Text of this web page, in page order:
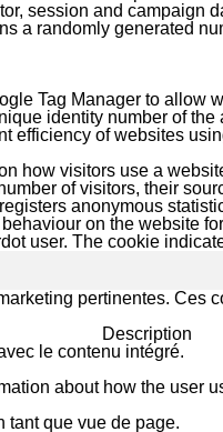
session and campaign
a randomly generated
Tag Manager to allow
identity number of the
efficiency of websites
how visitors use a
of visitors, their
anonymous
on the website
user. The cookie
pertinentes. Ces
Description
le contenu intégré.
about how the user
tant que vue de page.